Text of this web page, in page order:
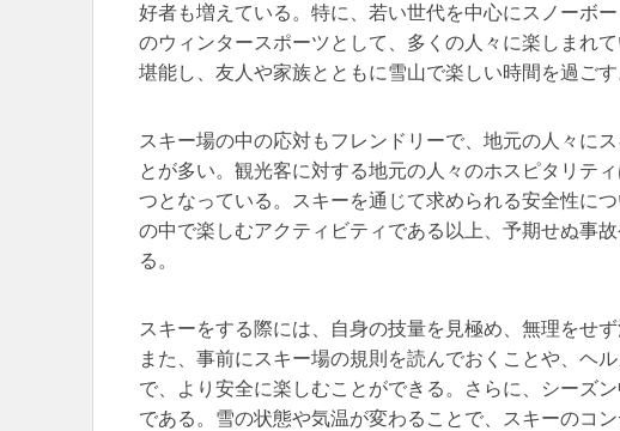
好者も増えている。特に、若い世代を中心にスノーボ
のウィンタースポーツとして、多くの人々に楽しまれ
堪能し、友人や家族とともに雪山で楽しい時間を過ごす
スキー場の中の応対もフレンドリーで、地元の人々に
とが多い。観光客に対する地元の人々のホスピタリテ
つとなっている。スキーを通じて求められる安全性に
の中で楽しむアクティビティである以上、予期せぬ事
る。
スキーをする際には、自身の技量を見極め、無理をせ
また、事前にスキー場の規則を読んでおくことや、ヘ
で、より安全に楽しむことができる。さらに、シーズ
である。雪の状態や気温が変わることで、スキーのコ